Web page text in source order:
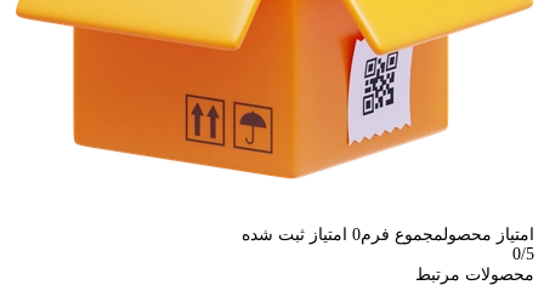
امتیاز محصولمجموع فرم0 امتیاز ثبت شده
0/5
محصولات مرتبط